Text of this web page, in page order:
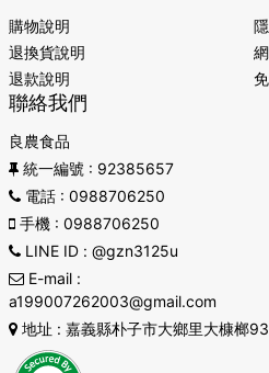
購物說明
退換貨說明
退款說明
聯絡我們
良農食品
統一編號 : 92385657
電話: 0988706250
手機: 0988706250
LINE ID: @gzn3125u
E-mail:
a199007262003@gmail.com
地址 : 嘉義縣朴子市大鄉里大槺榔